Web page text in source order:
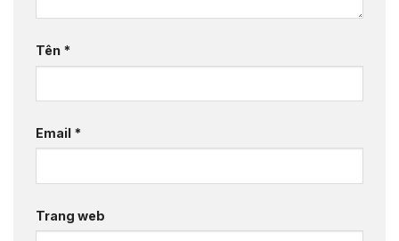
Tên *
Email *
Trang web